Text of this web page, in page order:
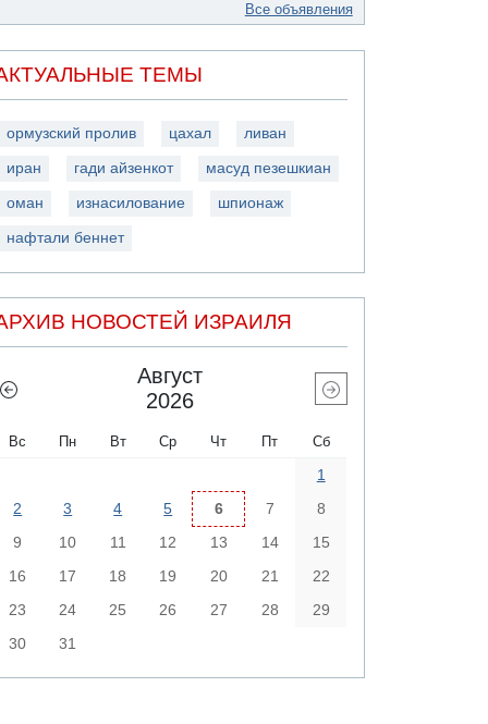
Все объявления
ТЕМЫ
ормузский пролив цахал ливан
иран гади айзенкот масуд пезешкиан
оман изнасилование шпионаж
нафтали беннет
НОВОСТЕЙ ИЗРАИЛЯ
Август
2026
Вс Пн Вт Ср Чт Пт Сб
1
2
3 4 5 6 7
8
9
10 11 12 13 14
15
16
17 18 19 20 21
22
23
24 25 26 27 28
29
30
31